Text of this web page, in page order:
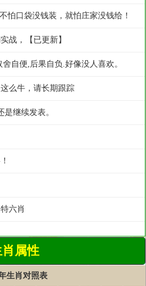
怕口袋没钱装，就怕庄家没钱给！
战，【已更新】
自便,后果自负.好像没人喜欢。
么牛，请长期跟踪
继续发表。
六肖
属性
生肖对照表